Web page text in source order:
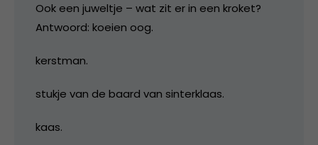
Ook een juweltje – wat zit er in een kroket?
Antwoord: koeien oog.
kerstman.
stukje van de baard van sinterklaas.
kaas.